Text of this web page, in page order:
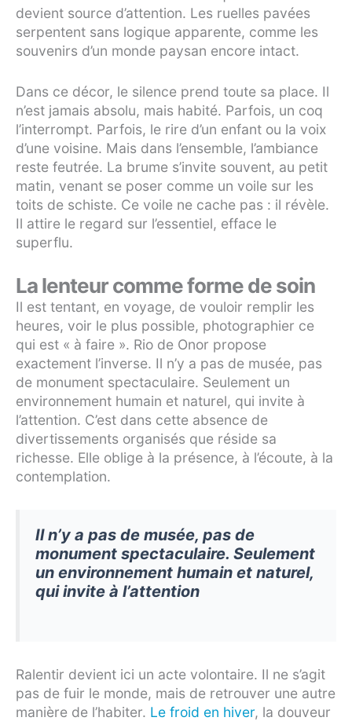
devient source d’attention. Les ruelles pavées
serpentent sans logique apparente, comme les
souvenirs d’un monde paysan encore intact.
Dans ce décor, le silence prend toute sa place. Il
n’est jamais absolu, mais habité. Parfois, un coq
l’interrompt. Parfois, le rire d’un enfant ou la voix
d’une voisine. Mais dans l’ensemble, l’ambiance
reste feutrée. La brume s’invite souvent, au petit
matin, venant se poser comme un voile sur les
toits de schiste. Ce voile ne cache pas : il révèle.
Il attire le regard sur l’essentiel, efface le
superflu.
La lenteur comme forme de soin
Il est tentant, en voyage, de vouloir remplir les
heures, voir le plus possible, photographier ce
qui est « à faire ». Rio de Onor propose
exactement l’inverse. Il n’y a pas de musée, pas
de monument spectaculaire. Seulement un
environnement humain et naturel, qui invite à
l’attention. C’est dans cette absence de
divertissements organisés que réside sa
richesse. Elle oblige à la présence, à l’écoute, à la
contemplation.
Il n’y a pas de musée, pas de
monument spectaculaire. Seulement
un environnement humain et naturel,
qui invite à l’attention
Ralentir devient ici un acte volontaire. Il ne s’agit
pas de fuir le monde, mais de retrouver une autre
manière de l’habiter. Le froid en hiver, la douveur